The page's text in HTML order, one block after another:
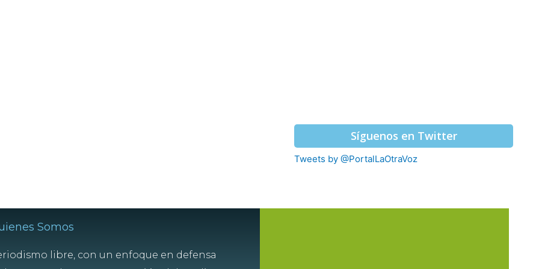
Síguenos en Twitter
Tweets by @PortalLaOtraVoz
Somos
libre, con un enfoque en defensa